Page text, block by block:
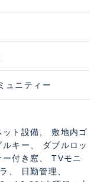
ュニティー
ト設備、 敷地内ゴ
キー、 ダブルロッ
付き窓、 TVモニ
、 日勤管理、